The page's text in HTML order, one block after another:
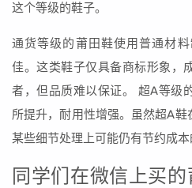
这个等级的鞋子。
通货等级的莆田鞋使用普通材
佳。这类鞋子仅具备商标形象，
者，但品质难以保证。 超A等级
所提升，耐用性增强。虽然超A
某些细节处理上可能仍有节约成本
同学们在微信上买